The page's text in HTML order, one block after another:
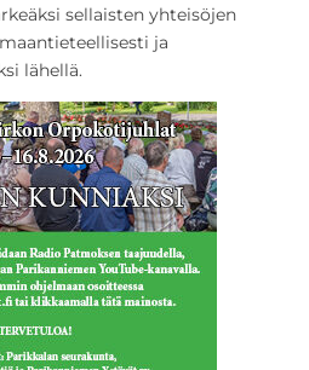
sellaisten yhteisöjen
ja
lähellä.